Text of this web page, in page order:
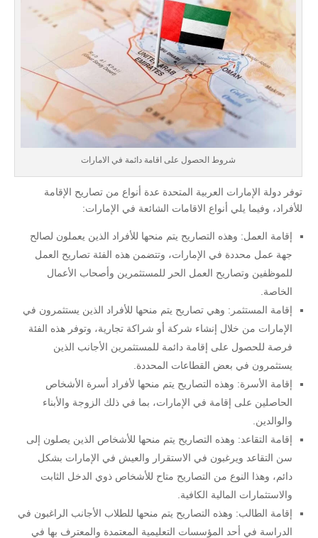
شروط الحصول على اقامة دائمة في الامارات
توفر دولة الإمارات العربية المتحدة عدة أنواع من تصاريح الإقامة
للأفراد، وفيما يلي أنواع الاقامات الشائعة في الإمارات:
إقامة العمل: وهذه التصاريح يتم منحها للأفراد الذين يعملون لصالح
جهة عمل محددة في الإمارات، وتتضمن هذه الفئة تصاريح العمل
للموظفين وتصاريح العمل الحر للمستثمرين وأصحاب الأعمال
الخاصة.
إقامة المستثمر: وهي تصاريح يتم منحها للأفراد الذين يستثمرون في
الإمارات من خلال إنشاء شركة أو شراكة تجارية، وتوفر هذه الفئة
فرصة للحصول على إقامة دائمة للمستثمرين الأجانب الذين
يستثمرون في بعض القطاعات المحددة.
إقامة الأسرة: وهذه التصاريح يتم منحها لأفراد أسرة الأشخاص
الحاصلين على إقامة في الإمارات، بما في ذلك الزوجة والأبناء
والوالدين.
إقامة التقاعد: وهذه التصاريح يتم منحها للأشخاص الذين يصلون إلى
سن التقاعد ويرغبون في الاستقرار والعيش في الإمارات بشكل
دائم، وهذا النوع من التصاريح متاح للأشخاص ذوي الدخل الثابت
والاستثمارات المالية الكافية.
إقامة الطالب: وهذه التصاريح يتم منحها للطلاب الأجانب الراغبون في
الدراسة في أحد المؤسسات التعليمية المعتمدة والمعترف بها في